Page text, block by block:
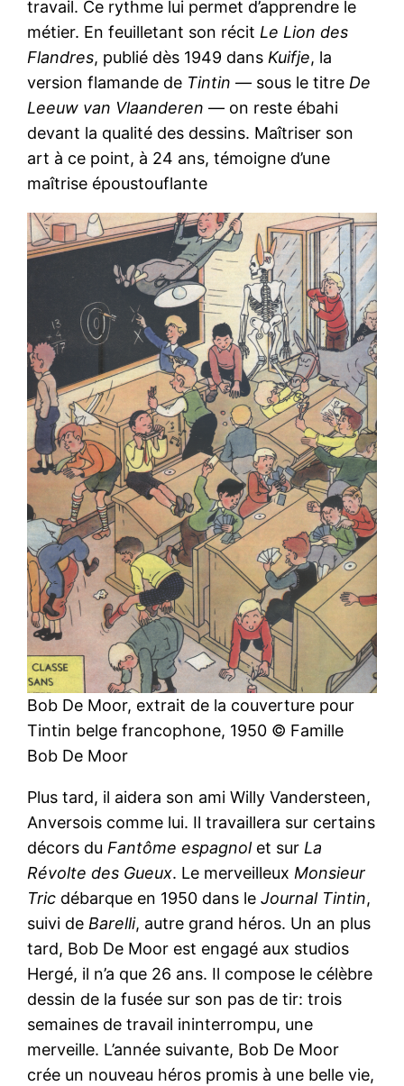
travail. Ce rythme lui permet d’apprendre le
métier. En feuilletant son récitLe Lion des
Flandres, publié dès 1949 dansKuifje, la
version flamande de Tintin — sous le titreDe
Leeuw van Vlaanderen — on reste ébahi
devant la qualité des dessins. Maîtriser son
art à ce point, à 24 ans, témoigne d’une
maîtrise époustouflante
Bob De Moor, extrait de la couverture pour
Tintin belge francophone, 1950 © Famille
Bob De Moor
Plus tard, il aidera son ami Willy Vandersteen,
Anversois comme lui. Il travaillera sur certains
décors du Fantôme espagnolet sur La
Révolte des Gueux. Le merveilleux Monsieur
Tric débarque en 1950 dans leJournal Tintin,
suivi de Barelli, autre grand héros. Un an plus
tard, Bob De Moor est engagé aux studios
Hergé, il n’a que 26 ans. Il compose le célèbre
dessin de la fusée sur son pas de tir: trois
semaines de travail ininterrompu, une
merveille. L’année suivante, Bob De Moor
crée un nouveau héros promis à une belle vie,